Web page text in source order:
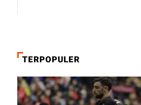
TERPOPULER